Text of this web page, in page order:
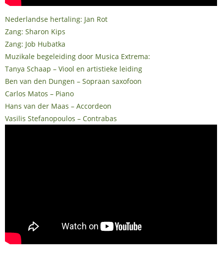
Nederlandse hertaling: Jan Rot
Zang: Sharon Kips
Zang: Job Hubatka
Muzikale begeleiding door Musica Extrema:
Tanya Schaap – Viool en artistieke leiding
Ben van den Dungen – Sopraan saxofoon
Carlos Matos – Piano
Hans van der Maas – Accordeon
Vasilis Stefanopoulos – Contrabas